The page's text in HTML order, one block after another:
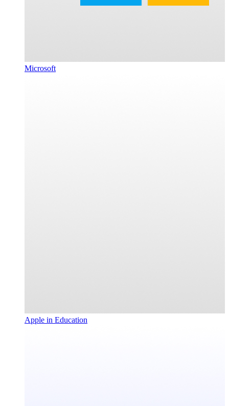
Microsoft
Apple in Education